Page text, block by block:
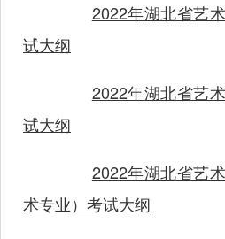
2022年湖北省艺
试大纲
2022年湖北省艺
试大纲
2022年湖北省艺
术专业）考试大纲